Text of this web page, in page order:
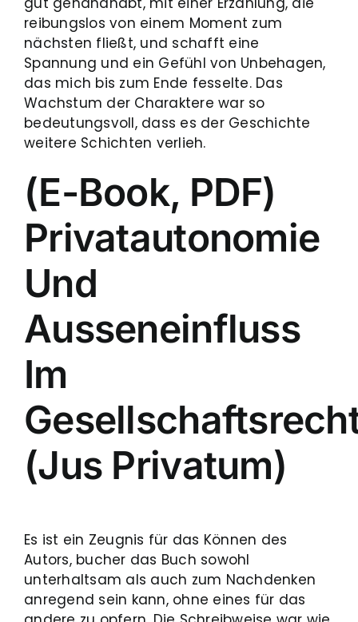
reibungslos von einem Moment zum
nächsten fließt, und schafft eine
Spannung und ein Gefühl von Unbehagen,
das mich bis zum Ende fesselte. Das
Wachstum der Charaktere war so
bedeutungsvoll, dass es der Geschichte
weitere Schichten verlieh.
(E-Book, PDF)
Privatautonomie
Und
Ausseneinfluss
Im
(Jus Privatum)
Es ist ein Zeugnis für das Können des
Autors, bucher das Buch sowohl
unterhaltsam als auch zum Nachdenken
anregend sein kann, ohne eines für das